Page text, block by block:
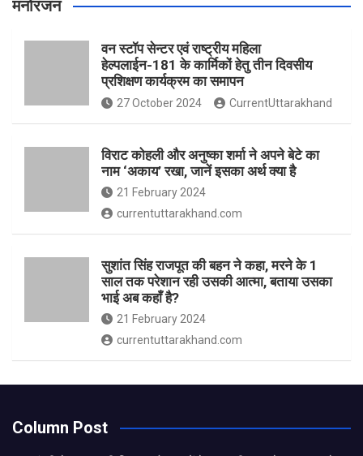
मनोरंजन
वन स्टॉप सेन्टर एवं राष्ट्रीय महिला
हेल्पलाईन-181 के कार्मिकों हेतु तीन दिवसीय
प्रशिक्षण कार्यक्रम का समापन
27 October 2024 CurrentUttarakhand
विराट कोहली और अनुष्का शर्मा ने अपने बेटे का
नाम ‘अकाय’ रखा, जानें इसका अर्थ क्‍या है
21 February 2024
currentuttarakhand.com
सुशांत सिंह राजपूत की बहन ने कहा, मरने के 1
साल तक परेशान रही उसकी आत्मा, बताया उसका
भाई अब कहाँ है?
21 February 2024
currentuttarakhand.com
Column Post